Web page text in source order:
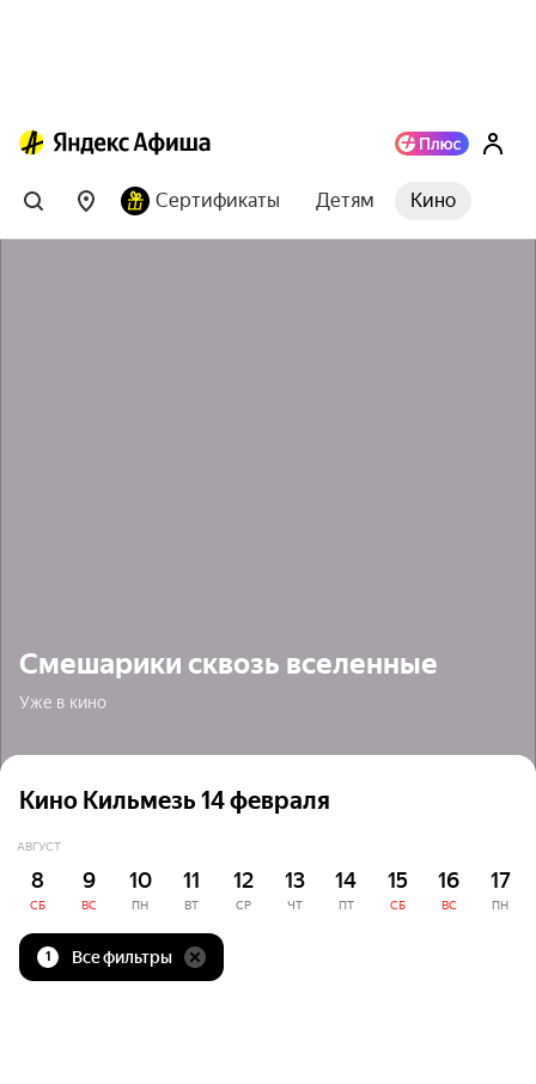
Сертификаты Детям Кино
Смешарики сквозь вселенные
Уже в кино
Кино Кильмезь 14 февраля
АВГУСТ
8
СБ
9
ВС
10
ПН
11
ВТ
12
СР
13
ЧТ
14
ПТ
15
СБ
16
ВС
17
ПН
1 Все фильтры